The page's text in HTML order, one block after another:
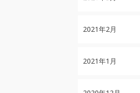
2021年2月
2021年1月